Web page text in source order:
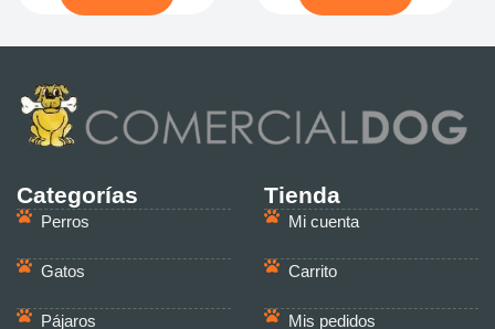
Categorías
Perros
Gatos
Pájaros
Tienda
Mi cuenta
Carrito
Mis pedidos